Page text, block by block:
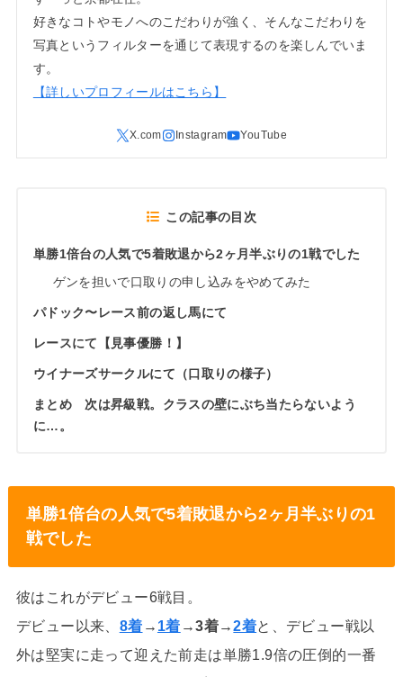
好きなコトやモノへのこだわりが強く、そんなこだわりを
写真というフィルターを通じて表現するのを楽しんでいま
す。
【詳しいプロフィールはこちら】
この記事の目次
単勝1倍台の人気で5着敗退から2ヶ月半ぶりの1戦でした
ゲンを担いで口取りの申し込みをやめてみた
パドック〜レース前の返し馬にて
レースにて【見事優勝！】
ウイナーズサークルにて（口取りの様子）
まとめ 次は昇級戦。クラスの壁にぶち当たらないよう
に…。
単勝1倍台の人気で5着敗退から2ヶ月半ぶりの1
戦でした
彼はこれがデビュー6戦目。
デビュー以来、 8着 → 1着 →3着→2着と、デビュー戦以
外は堅実に走って迎えた前走は単勝1.9倍の圧倒的一番